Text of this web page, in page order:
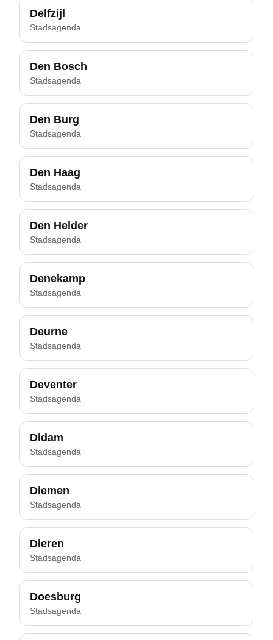
Delfzijl
Stadsagenda
Den Bosch
Stadsagenda
Den Burg
Stadsagenda
Den Haag
Stadsagenda
Den Helder
Stadsagenda
Denekamp
Stadsagenda
Deurne
Stadsagenda
Deventer
Stadsagenda
Didam
Stadsagenda
Diemen
Stadsagenda
Dieren
Stadsagenda
Doesburg
Stadsagenda